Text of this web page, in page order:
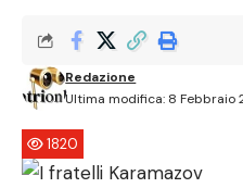
Ultima modifica: 8 Febbraio
Redazione
1820